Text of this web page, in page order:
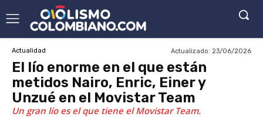
Actualidad Actualizado: 23/06/2026
El lío enorme en el que están
metidos Nairo, Enric, Einer y
Unzué en el Movistar Team
Un gran lío es el que tiene el Movistar Team.